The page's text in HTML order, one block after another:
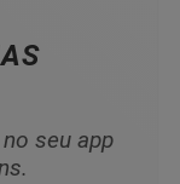
seu app